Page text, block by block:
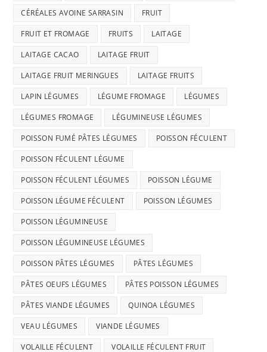
CÉRÉALES AVOINE SARRASIN FRUIT
FRUIT ET FROMAGE FRUITS LAITAGE
LAITAGE CACAO LAITAGE FRUIT
LAITAGE FRUIT MERINGUES LAITAGE FRUITS
LAPIN LÉGUMES LÉGUME FROMAGE LÉGUMES
LÉGUMES FROMAGE LÉGUMINEUSE LÉGUMES
POISSON FUMÉ PÂTES LÉGUMES POISSON FÉCULENT
POISSON FÉCULENT LÉGUME
POISSON FÉCULENT LÉGUMES POISSON LÉGUME
POISSON LÉGUME FÉCULENT POISSON LÉGUMES
POISSON LÉGUMINEUSE
POISSON LÉGUMINEUSE LÉGUMES
POISSON PÂTES LÉGUMES PÂTES LÉGUMES
PÂTES OEUFS LÉGUMES PÂTES POISSON LÉGUMES
PÂTES VIANDE LÉGUMES QUINOA LÉGUMES
VEAU LÉGUMES VIANDE LÉGUMES
VOLAILLE FÉCULENT VOLAILLE FÉCULENT FRUIT